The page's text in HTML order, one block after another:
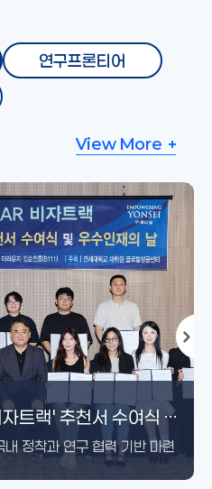
연구프론티어
·NH투자증권과
위한 업무협약 체결
트랙' 추천서 수여식 및
정착과 연구 협력 기반 마련
과 출범… 대한민국
시
학술대회 ‘GlobalEM
문가 한자리에… 'AI향
설
주도 글로벌 AI-RAN
식 개최
속가능 교육·연구 위해
총장단, 연세-IBS
오대 명예의학박사
예정치학박사 학위 수여
석 연구지원센터’
구 본격화
·NH투자증권과
위한 업무협약 체결
트랙' 추천서 수여식 및
View More